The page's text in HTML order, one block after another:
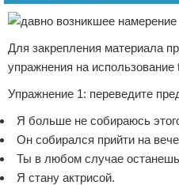
Для закрепления материала
упражнения на использование
Упражнение 1: переведите
Я больше не собираюсь
Он собирался прийти на
Ты в любом случае
Я стану актрисой.